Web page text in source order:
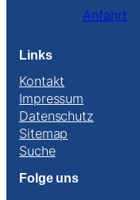
Anfahrt
Links
Kontakt
Impressum
Datenschutz
Sitemap
Suche
Folge uns